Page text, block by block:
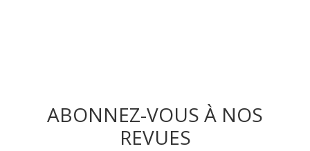
ABONNEZ-VOUS À NOS
REVUES